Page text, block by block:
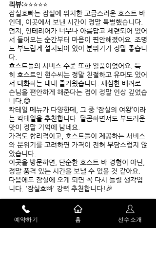
리뷰:⭐⭐⭐⭐⭐
잠실호빠는 잠실에 위치한 고급스러운 호스트 바
인데, 이곳에서 보낸 시간이 정말 특별했습니다.
먼저, 인테리어가 너무나 아름답고 세련되어 있어
서 들어오는 순간부터 마음이 편안해졌어요. 조명
도 부드럽게 설치되어 있어 분위기가 정말 좋습니
다.
호스트들의 서비스 수준 또한 일품이었어요. 특
히 호스트인 현수씨는 정말 친절하고 유머도 있어
서 대화하는 내내 즐거웠습니다. 세심한 배려로
손님을 편안하게 해준다는 점이 정말 인상 깊었습
니다. 😊
칵테일 메뉴가 다양한데, 그 중 ‘잠실의 여왕’이라
는 칵테일을 추천합니다. 달콤하면서도 부드러운
맛이 정말 기억에 남네요.
가격도 합리적이고, 호스트들이 제공하는 서비스
와 분위기를 고려하면 가격이 전혀 부담스럽지 않
았습니다.
이곳을 방문하면, 단순한 호스트 바 경험이 아닌,
정말 품격 있는 시간을 보낼 수 있을 것 같아요.
다음에도 잠실에 오게 되면 꼭 다시 들릴 생각입
니다. '잠실호빠' 강력 추천합니다!🎉
끝으로 🌟
예약하기 홈 선수소개